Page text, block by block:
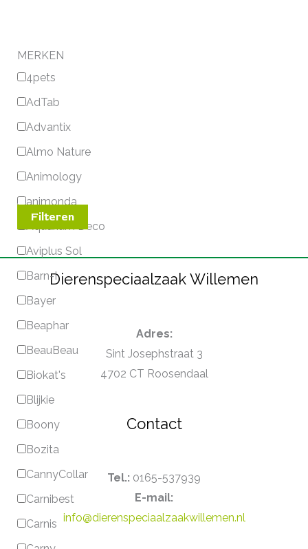
MERKEN
4pets
AdTab
Advantix
Almo Nature
Animology
animonda
Aquarium Deco
Aviplus Sol
Barn-I
Bayer
Beaphar
BeauBeau
Biokat's
Blijkie
Boony
Bozita
CannyCollar
Carnibest
Carnis
Filteren
Dierenspeciaalzaak Willemen
Adres:
Sint Josephstraat 3
4702 CT Roosendaal
Contact
Tel.: 0165-537939
E-mail:
info@dierenspeciaalzaakwillemen.nl